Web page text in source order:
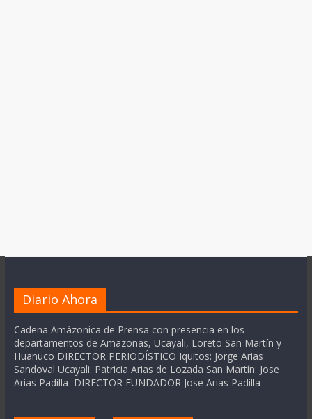
Diario Ahora
Cadena Amázonica de Prensa con presencia en los
departamentos de Amazonas, Ucayali, Loreto San Martín y
Huanuco DIRECTOR PERIODÍSTICO Iquitos: Jorge Arias
Sandoval Ucayali: Patricia Arias de Lozada San Martín: Jose
Arias Padilla DIRECTOR FUNDADOR Jose Arias Padilla